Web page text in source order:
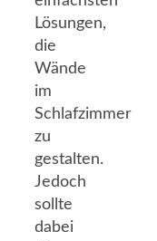
Lösungen,
die
Wände
im
Schlafzimmer
zu
gestalten.
Jedoch
sollte
dabei